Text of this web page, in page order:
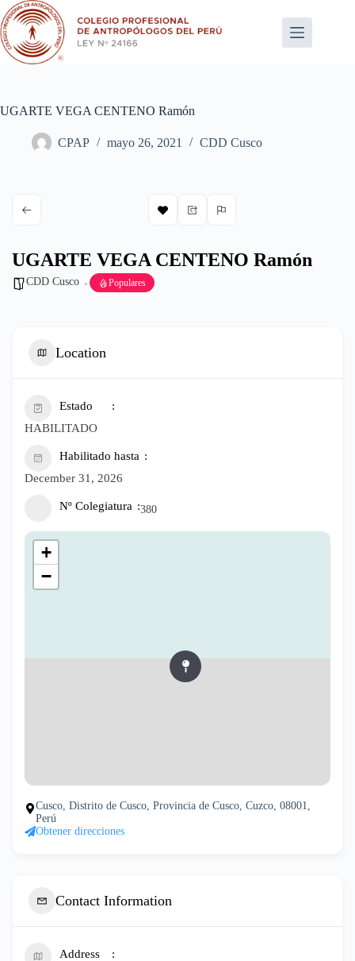
Saltar
al
contenido
UGARTE VEGA CENTENO Ramón
CPAP mayo 26, 2021 CDD Cusco
UGARTE VEGA CENTENO Ramón
CDD Cusco Populares
Location
Estado
HABILITADO
Habilitado hasta
December 31, 2026
Nº Colegiatura 380
+
−
Cusco, Distrito de Cusco, Provincia de Cusco, Cuzco, 08001,
Perú
Obtener direcciones
Contact Information
Address